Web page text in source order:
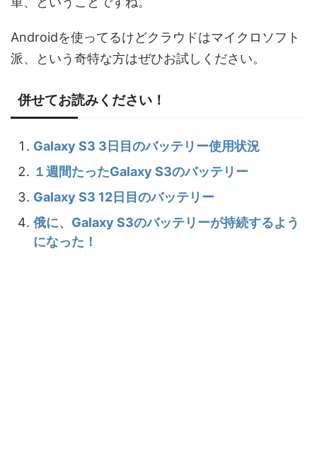
Androidを使ってるけどクラウドはマイクロソフト
派、という奇特な方はぜひお試しください。
併せてお読みください！
Galaxy S3 3日目のバッテリー使用状況
１週間たったGalaxy S3のバッテリー
Galaxy S3 12日目のバッテリー
俄に、Galaxy S3のバッテリーが持続するよう
になった！